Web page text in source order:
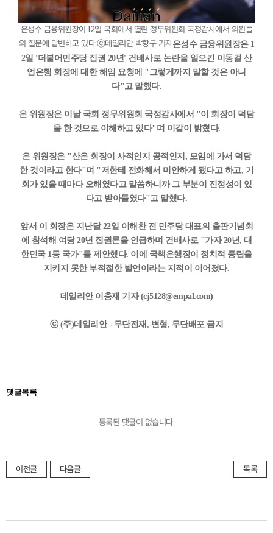
은성수 금융위원장이 12일 국회에서 열린 정무위원회 국정감사에서 의원들
의 질문에 답변하고 있다.ⓒ데일리안 박항구 기자은성수 금융위원장은 1
2일 '더불어민주당 집권 20년' 건배사로 논란을 일으킨 이동걸 산
업은행 회장에 대한 해임 요청에 "그렇게까지 말할 것은 아니
다"고 말했다.
은 위원장은 이날 국회 정무위원회 국정감사에서 "이 회장이 덕담
을 한 것으로 이해하고 있다"며 이같이 밝혔다.
은 위원장은 "산은 회장이 사적인지 공적인지, 모임에 가서 덕담
한 것이라고 한다"며 "저한테 전화해서 미안하게 됐다고 하고, 기
회가 있을 때마다 오해였다고 말씀하니까 그 부분이 진정성이 있
다고 받아들였다"고 말했다.
앞서 이 회장은 지난달 22일 이해찬 전 민주당 대표의 출판기념회
에 참석해 여당 20년 집권론을 언급하며 건배사로 "가자 20년, 대
한민국 1등 국가"를 제안했다. 이에 국책은행장이 정치적 중립을
지키지 못한 부적절한 발언이라는 지적이 이어졌다.
데일리안 이충재 기자 (cj5128@empal.com)
ⓒ (주)데일리안 - 무단전재, 변형, 무단배포 금지
댓글목록
등록된 댓글이 없습니다.
이전글 다음글 목록